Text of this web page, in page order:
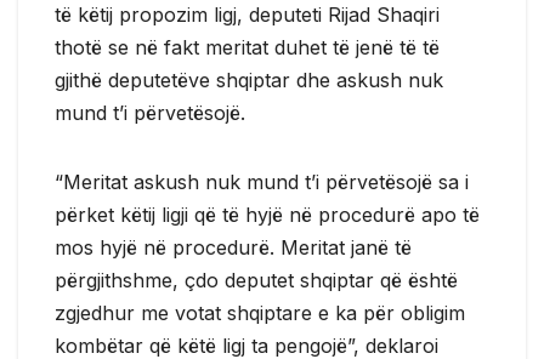
të këtij propozim ligj, deputeti Rijad Shaqiri
thotë se në fakt meritat duhet të jenë të të
gjithë deputetëve shqiptar dhe askush nuk
mund t’i përvetësojë.
“Meritat askush nuk mund t’i përvetësojë sa i
përket këtij ligji që të hyjë në procedurë apo të
mos hyjë në procedurë. Meritat janë të
përgjithshme, çdo deputet shqiptar që është
zgjedhur me votat shqiptare e ka për obligim
kombëtar që këtë ligj ta pengojë”, deklaroi